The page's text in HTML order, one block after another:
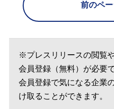
前のペ
※プレスリリースの閲覧
会員登録（無料）が必要で
会員登録で気になる企業
け取ることができます。